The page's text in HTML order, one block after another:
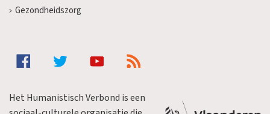
Gezondheidszorg
Het Humanistisch Verbond is een